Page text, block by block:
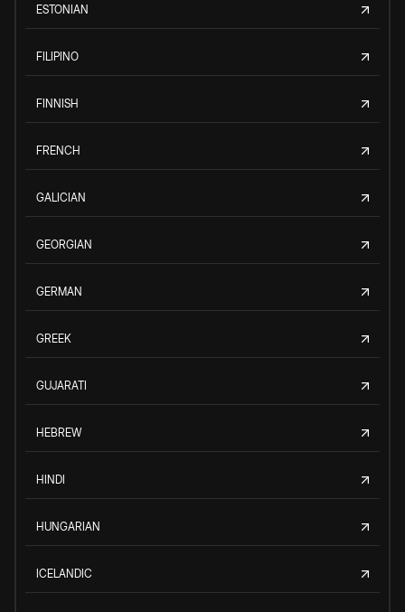
ESTONIAN
FILIPINO
FINNISH
FRENCH
GALICIAN
GEORGIAN
GERMAN
GREEK
GUJARATI
HEBREW
HINDI
HUNGARIAN
ICELANDIC